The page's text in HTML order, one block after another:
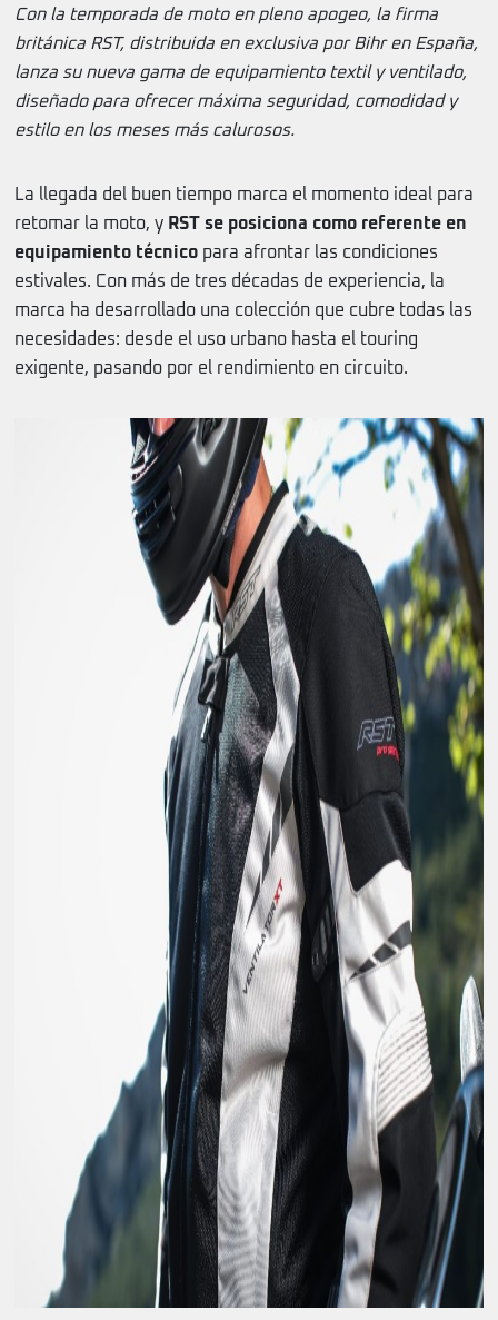
Con la temporada de moto en pleno apogeo, la firma
británica RST, distribuida en exclusiva por Bihr en España,
lanza su nueva gama de equipamiento textil y ventilado,
diseñado para ofrecer máxima seguridad, comodidad y
estilo en los meses más calurosos.
La llegada del buen tiempo marca el momento ideal para
retomar la moto, y RST se posiciona como referente en
equipamiento técnico para afrontar las condiciones
estivales. Con más de tres décadas de experiencia, la
marca ha desarrollado una colección que cubre todas las
necesidades: desde el uso urbano hasta el touring
exigente, pasando por el rendimiento en circuito.